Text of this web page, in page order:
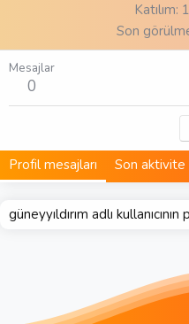
Katılım
Son
Mesajlar
0
Profil mesajları Son aktivite
güneyyıldırım adlı